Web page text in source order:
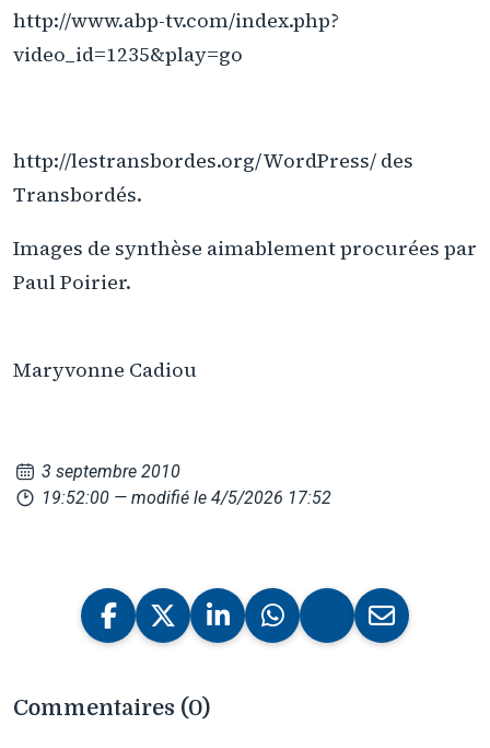
http://www.abp-tv.com/index.php?
video_id=1235&play=go
http://lestransbordes.org/WordPress/ des
Transbordés.
Images de synthèse aimablement procurées par
Paul Poirier.
Maryvonne Cadiou
3 septembre 2010
19:52:00 — modifié le 4/5/2026 17:52
Commentaires (0)